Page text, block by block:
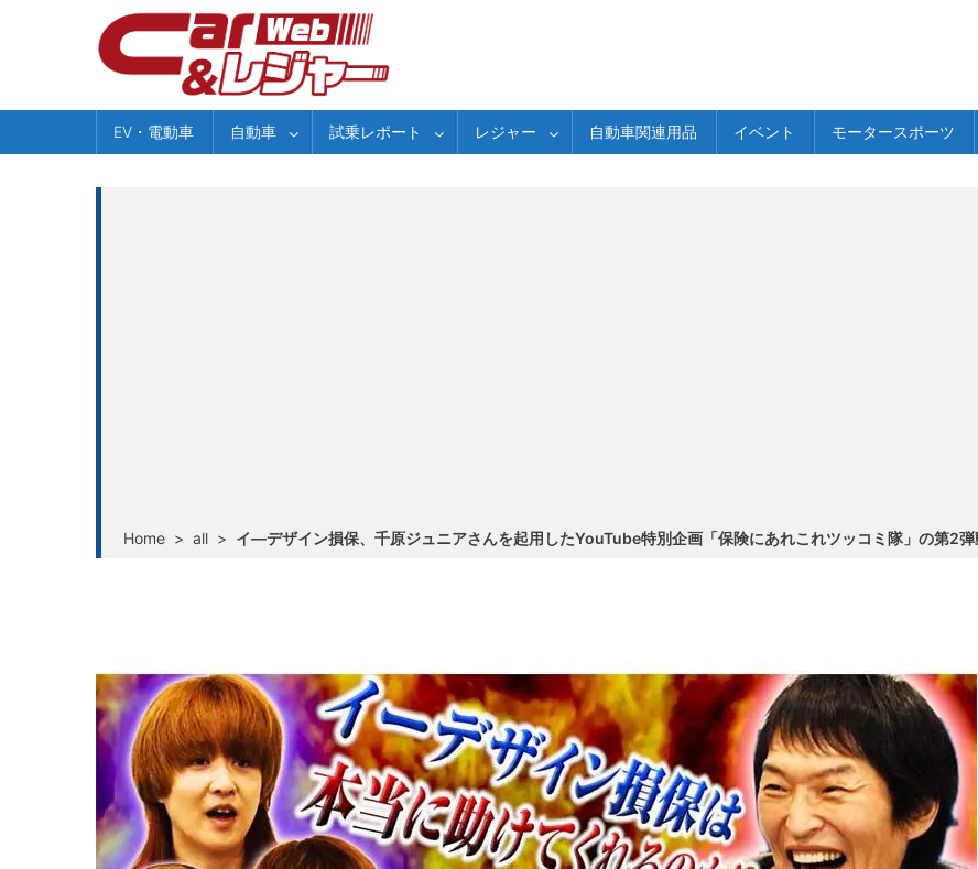
EV・電動車 自動車 試乗レポート レジャー 自動車関連用品 イベント モータースポーツ
Home > all > イ―デザイン損保、千原ジュニアさんを起用したYouTube特別企画「保険にあれこれツッコミ隊」の第2